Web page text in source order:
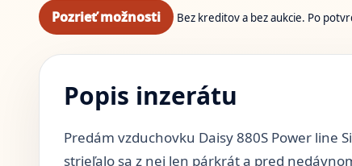
Pozrieť možnosti
Bez kreditov a bez aukcie. Po
Popis inzerátu
Predám vzduchovku Daisy 880S Power line
strieľalo sa z nej len párkrát a pred